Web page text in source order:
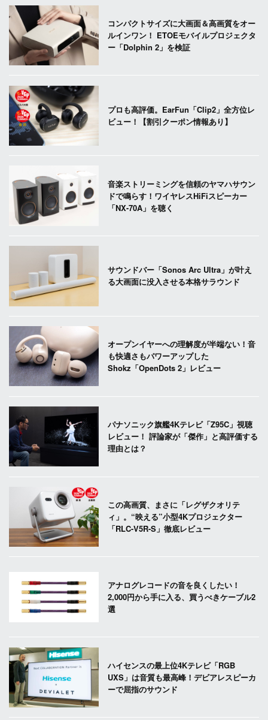
コンパクトサイズに大画面＆高画質をオー
ルインワン！ ETOEモバイルプロジェクタ
ー「Dolphin 2」を検証
プロも高評価。EarFun「Clip2」全方位レ
ビュー！【割引クーポン情報あり】
音楽ストリーミングを信頼のヤマハサウン
ドで鳴らす！ワイヤレスHiFiスピーカー
「NX-70A」を聴く
サウンドバー「Sonos Arc Ultra」が叶え
る大画面に没入させる本格サラウンド
オープンイヤーへの理解度が半端ない！音
も快適さもパワーアップした
Shokz「OpenDots 2」レビュー
パナソニック旗艦4Kテレビ「Z95C」視聴
レビュー！ 評論家が「傑作」と高評価する
理由とは？
この高画質、まさに「レグザクオリテ
ィ」。“映える”小型4Kプロジェクター
「RLC-V5R-S」徹底レビュー
アナログレコードの音を良くしたい！
2,000円から手に入る、買うべきケーブル2
選
ハイセンスの最上位4Kテレビ「RGB
UXS」は音質も最高峰！デビアレスピーカ
ーで屈指のサウンド